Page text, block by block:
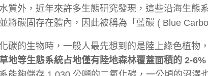
質外，近年來許多生態研究發現，這些沿海生態
將碳固存在體內，因此被稱為「藍碳 ( Blue
碳的生物時，一般人最先想到的是陸上綠色植
地等生態系統占地僅有陸地森林覆蓋面積的 2-